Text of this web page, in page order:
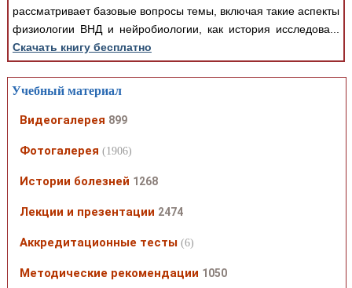
рассматривает базовые вопросы темы, включая такие аспекты
физиологии ВНД и нейробиологии, как история исследова...
Скачать книгу бесплатно
Учебный материал
Видеогалерея 899
Фотогалерея (1906)
Истории болезней 1268
Лекции и презентации 2474
Аккредитационные тесты (6)
Методические рекомендации 1050